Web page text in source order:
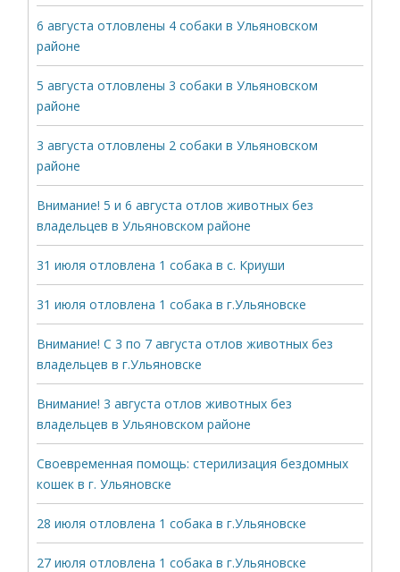
6 августа отловлены 4 собаки в Ульяновском
районе
5 августа отловлены 3 собаки в Ульяновском
районе
3 августа отловлены 2 собаки в Ульяновском
районе
Внимание! 5 и 6 августа отлов животных без
владельцев в Ульяновском районе
31 июля отловлена 1 собака в с. Криуши
31 июля отловлена 1 собака в г.Ульяновске
Внимание! С 3 по 7 августа отлов животных без
владельцев в г.Ульяновске
Внимание! 3 августа отлов животных без
владельцев в Ульяновском районе
Своевременная помощь: стерилизация бездомных
кошек в г. Ульяновске
28 июля отловлена 1 собака в г.Ульяновске
27 июля отловлена 1 собака в г.Ульяновске